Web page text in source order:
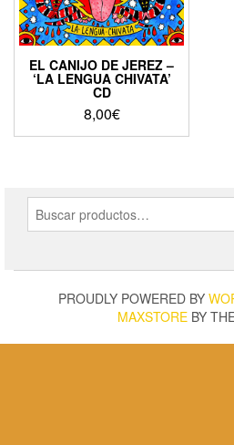
EL CANIJO DE JEREZ –
‘LA LENGUA CHIVATA’
CD
8,00€
Buscar
por:
PROUDLY POWERED BY
MAXSTORE BY